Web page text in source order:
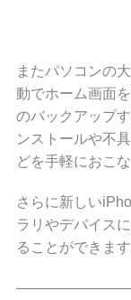
またパソコンの
動でホーム画面
のバックアップ
ンストールや不
どを手軽におこ
さらに新しい
ラリやデバイス
ることができます